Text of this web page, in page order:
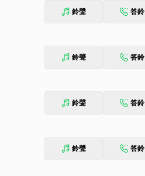
鈴聲 答鈴
鈴聲 答鈴
鈴聲 答鈴
鈴聲 答鈴